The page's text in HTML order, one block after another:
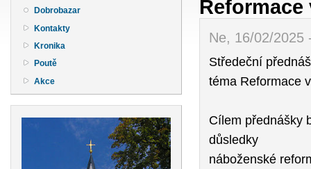
Dobrobazar
Kontakty
Kronika
Poutě
Akce
Reformace
Ne, 16/02/2025
Středeční
téma Reformace
Cílem přednášky
důsledky
náboženské